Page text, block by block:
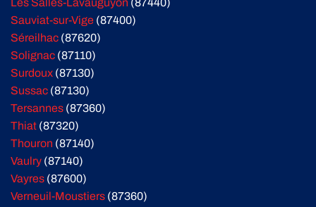
Les Salles-Lavauguyon (87440)
Sauviat-sur-Vige (87400)
Séreilhac (87620)
Solignac (87110)
Surdoux (87130)
Sussac (87130)
Tersannes (87360)
Thiat (87320)
Thouron (87140)
Vaulry (87140)
Vayres (87600)
Verneuil-Moustiers (87360)